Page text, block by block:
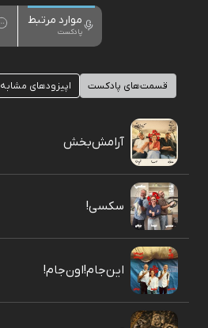
موارد مرتبط
پادکست
قسمت‌های پادکست اپیزودهای مشابه
آرامش‌بخش
سکسی!
این‌جام!اون‌جام!